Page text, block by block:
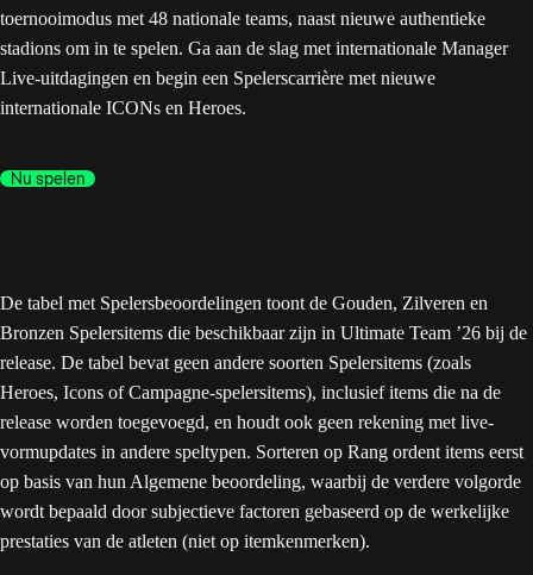
toernooimodus met 48 nationale teams, naast nieuwe authentieke
stadions om in te spelen. Ga aan de slag met internationale Manager
Live-uitdagingen en begin een Spelerscarrière met nieuwe
internationale ICONs en Heroes.
Nu spelen
De tabel met Spelersbeoordelingen toont de Gouden, Zilveren en
Bronzen Spelersitems die beschikbaar zijn in Ultimate Team ’26 bij de
release. De tabel bevat geen andere soorten Spelersitems (zoals
Heroes, Icons of Campagne-spelersitems), inclusief items die na de
release worden toegevoegd, en houdt ook geen rekening met live-
vormupdates in andere speltypen. Sorteren op Rang ordent items eerst
op basis van hun Algemene beoordeling, waarbij de verdere volgorde
wordt bepaald door subjectieve factoren gebaseerd op de werkelijke
prestaties van de atleten (niet op itemkenmerken).